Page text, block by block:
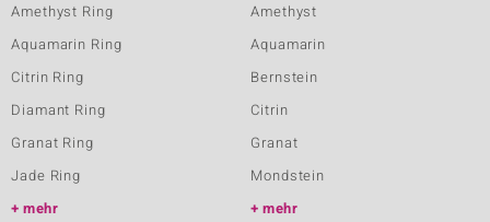
Amethyst Ring
Aquamarin Ring
Citrin Ring
Diamant Ring
Granat Ring
Jade Ring
mehr
Amethyst
Aquamarin
Bernstein
Citrin
Granat
Mondstein
mehr